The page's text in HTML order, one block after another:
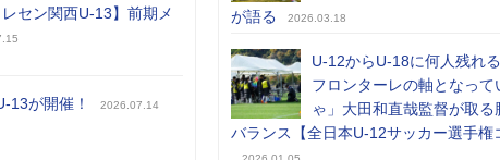
レセン関西U-13】前期メ
13が開催！ 2026.07.14
が語る
2026.03.18
U-12からU-18に何人残れ
フロンターレの軸となって
ゃ」大田和直哉監督が取る
バランス【全日本U-12サッカー選手権